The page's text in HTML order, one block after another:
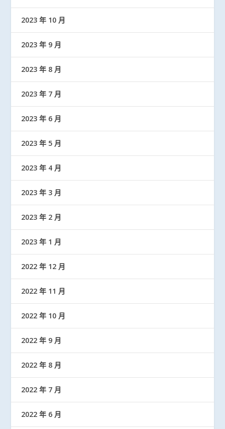
2023 年 10 月
2023 年 9 月
2023 年 8 月
2023 年 7 月
2023 年 6 月
2023 年 5 月
2023 年 4 月
2023 年 3 月
2023 年 2 月
2023 年 1 月
2022 年 12 月
2022 年 11 月
2022 年 10 月
2022 年 9 月
2022 年 8 月
2022 年 7 月
2022 年 6 月